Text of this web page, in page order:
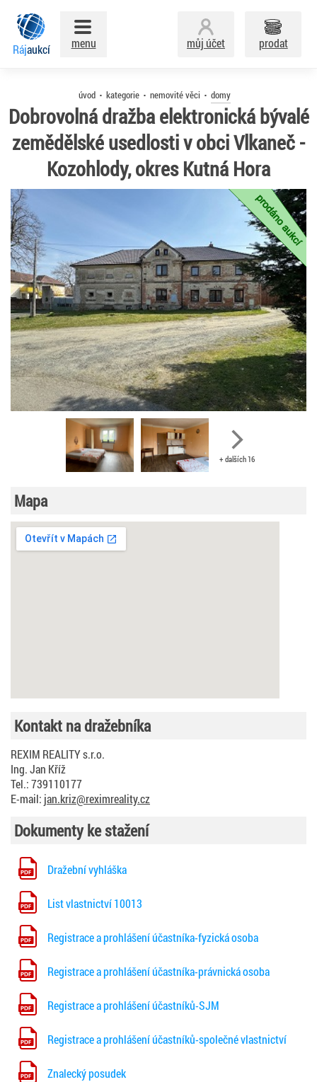
úvod kategorie nemovité věci domy
Dobrovolná dražba elektronická bývalé
zemědělské usedlosti v obci Vlkaneč -
Kozohlody, okres Kutná Hora
+ dalších 16
Mapa
Kontakt na dražebníka
REXIM REALITY s.r.o.
Ing. Jan Kříž
Tel.: 739110177
E-mail: jan.kriz@reximreality.cz
Dokumenty ke stažení
Dražební vyhláška
List vlastnictví 10013
Registrace a prohlášení účastníka-fyzická osoba
Registrace a prohlášení účastníka-právnická osoba
Registrace a prohlášení účastníků-SJM
Registrace a prohlášení účastníků-společné vlastnictví
Znalecký posudek
Rájaukcí můj účet prodat
menu